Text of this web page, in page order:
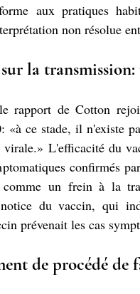
aux pratiques
non résolue
la
rapport de Cotton
«à ce stade, il n'existe
virale.» L'efficacité du
confirmés
un frein à la
du vaccin, qui
prévenait les cas
de procédé